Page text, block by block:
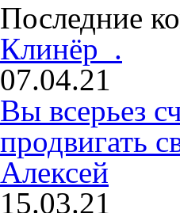
Последние
Клинёр .
07.04.21
Вы всерьез
продвигать
Алексей
15.03.21